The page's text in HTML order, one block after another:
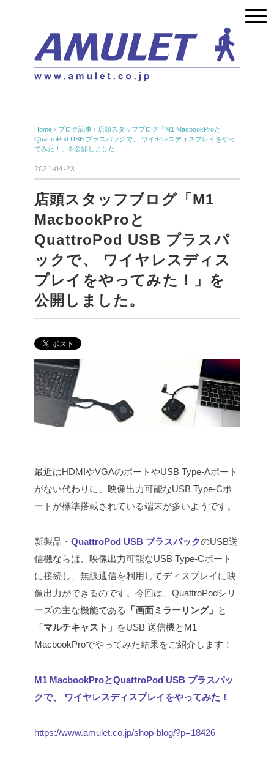
Home › ブログ記事 › 店頭スタッフブログ「M1 MacbookProと
QuattroPod USB プラスパックで、 ワイヤレスディスプレイをやっ
てみた！」を公開しました。
2021-04-23
店頭スタッフブログ「M1
MacbookProと
QuattroPod USB プラスパ
ックで、 ワイヤレスディス
プレイをやってみた！」を
公開しました。
最近はHDMIやVGAのポートやUSB Type-Aポート
がない代わりに、映像出力可能なUSB Type-Cポ
ートが標準搭載されている端末が多いようです。
新製品・ QuattroPod USB プラスパックのUSB送
信機ならば、映像出力可能なUSB Type-Cポート
に接続し、無線通信を利用してディスプレイに映
像出力ができるのです。 今回は、QuattroPodシリ
ーズの主な機能である
「画面ミラーリング」 と
「マルチキャスト」 をUSB 送信機とM1
MacbookProでやってみた結果をご紹介します！
M1 MacbookProとQuattroPod USB プラスパッ
クで、 ワイヤレスディスプレイをやってみた！
https://www.amulet.co.jp/shop-blog/?p=18426